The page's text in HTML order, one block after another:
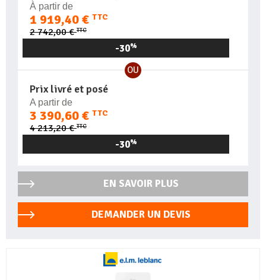
À partir de
1 919,40 € TTC
2 742,00 €TTC
-30%
OU
Prix livré et posé
A partir de
3 390,60 € TTC
4 213,20 €TTC
-30%
EN SAVOIR PLUS
DEMANDER UN DEVIS